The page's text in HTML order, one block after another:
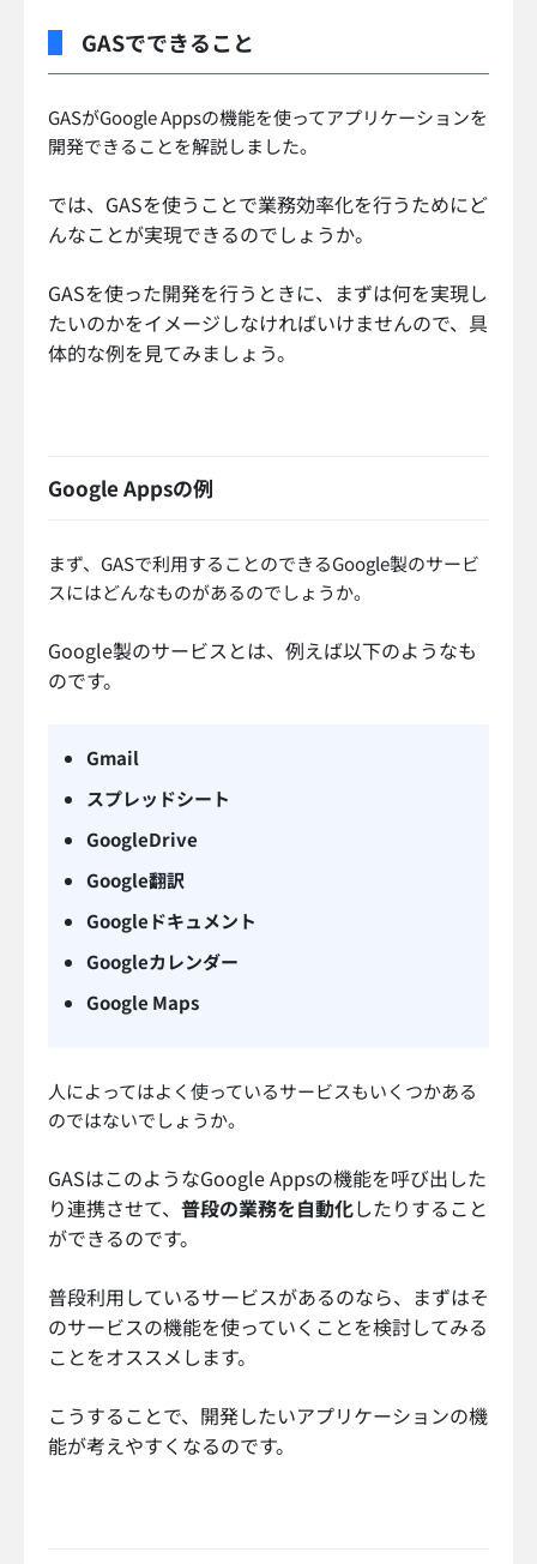
GASでできること
GASがGoogle Appsの機能を使ってアプリケーションを
開発できることを解説しました。
では、GASを使うことで業務効率化を行うためにど
んなことが実現できるのでしょうか。
GASを使った開発を行うときに、まずは何を実現し
たいのかをイメージしなければいけませんので、具
体的な例を見てみましょう。
Google Appsの例
まず、GASで利用することのできるGoogle製のサービ
スにはどんなものがあるのでしょうか。
Google製のサービスとは、例えば以下のようなも
のです。
Gmail
スプレッドシート
GoogleDrive
Google翻訳
Googleドキュメント
Googleカレンダー
Google Maps
人によってはよく使っているサービスもいくつかある
のではないでしょうか。
GASはこのようなGoogle Appsの機能を呼び出した
り連携させて、 普段の業務を自動化したりすること
ができるのです。
普段利用しているサービスがあるのなら、まずはそ
のサービスの機能を使っていくことを検討してみる
ことをオススメします。
こうすることで、開発したいアプリケーションの機
能が考えやすくなるのです。